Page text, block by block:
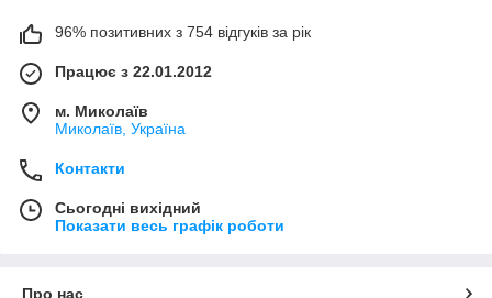
96% позитивних з 754 відгуків за рік
Працює з 22.01.2012
м. Миколаїв
Миколаїв, Україна
Контакти
Сьогодні вихідний
Показати весь графік роботи
Про нас